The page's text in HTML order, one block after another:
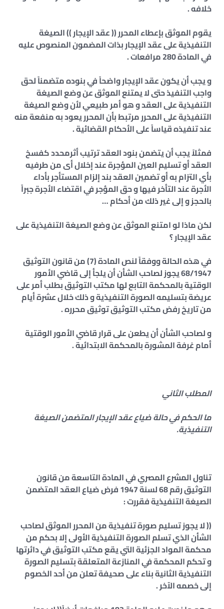
خلافه .
يقوم الموثق بإعطاء المحرر (( عقد الإيجار )) الصيغة
التنفيذية على عقد الإيجار بذات المضمون المنصوص عليه
في المادة 280 مرافعات .
و يجب أن يكون عقد الإيجار واضحاً في بنوده متضمناً لحق
واجب التنفيذ حتى لا يمتنع الموثق عن وضع الصيغة
التنفيذية على العقد و هو أمر طبيعي لأن وضع الصيغة
التنفيذية على المحرر مرتبط بأن المحرر يعود به منفعة منه
عند تنفيذه قياساً على الأحكام القضائية .
فمثلاً يجب أن يتضمن بنود العقد ترتيب أثرمحدد كفسخ
العقد أو تسليم العين المؤجرة عند إخلال أى من طرفيه
بأي التزام به أو تضمين العقد بند إلزام المستأجر بأداء
الأجرة عند التأخر فيها و حق المؤجر في اقتضاء الأجرة جبراً
بالحجز و إلى غير ذلك من أحكام …
لكن ماذا لو امتنع الموثق عن وضع الصيغة التنفيذية على
عقد الإيجار ؟
في هذه الحالة ووفقاً لنص المادة (7) من قانون التوثيق
68/1947 يجوز لصاحب الشأن أن يلجأ إلى قاضي الأمور
الوقتية بالمحكمة التابع لها مكتب التوثيق بطلب أمر على
عريضة بتسليمه الصورة التنفيذية و ذلك خلال عشرة أيام
من تاريخ رفض مكتب التوثيق توثيق محرره .
و لصاحب الشأن أن يطعن على قرار قاضي الأمور الوقتية
أمام غرفة المشورة بالمحكمة الابتدائية .
المطلب الثاني
ما الحكم في حالة ضياع عقد الإيجار المتضمن الصيغة
التنفيذية.
تناول المشرع المصري في المادة التاسعة من قانون
التوثيق رقم 68 لسنة 1947 فرض ضياع العقد المتضمن
الصيغة التنفيذية فقررت :
(( لا يجوز تسليم صورة تنفيذية من المحرر الموثق لصاحب
الشأن الذي تسلم الصورة التنفيذية الأولى إلا بحكم من
محكمة المواد الجزئية التي يقع مكتب التوثيق في دائرتها
و تحكم المحكمة في المنازعة المتعلقة بتسليم الصورة
التنفيذية الثانية بناء على صحيفة تعلن من أحد الخصوم
إلى خصمه الآخر .